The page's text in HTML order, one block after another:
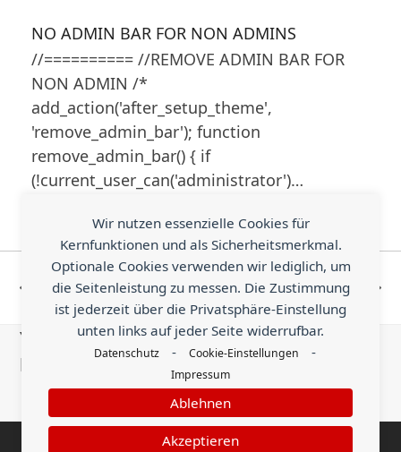
Wir nutzen essenzielle Cookies für
Kernfunktionen und als Sicherheitsmerkmal.
Optionale Cookies verwenden wir lediglich, um
die Seitenleistung zu messen. Die Zustimmung
ist jederzeit über die Privatsphäre-Einstellung
unten links auf jeder Seite widerrufbar.
Datenschutz - Cookie-Einstellungen -
Impressum
Akzeptieren
Ablehnen
NO ADMIN BAR FOR NON ADMINS
//========== //REMOVE ADMIN BAR FOR
NON ADMIN /*
add_action('after_setup_theme',
'remove_admin_bar'); function
remove_admin_bar() { if
(!current_user_can('administrator')…
vorheriger
Beitrag:
Total Theme: Trigger
Modal via URL or
Button
Nächster
Beitrag:
Total Theme:
Change
Breadcrumb trail
You know something helpful that is worth
being shared with the world?
Send an Earn